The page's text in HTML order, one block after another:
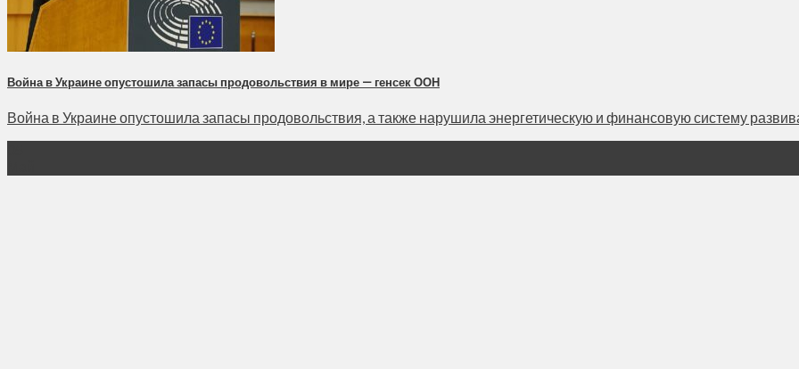
Война в Украине опустошила запасы продовольствия в мире — генсек ООН
Война в Украине опустошила запасы продовольствия, а также нарушила энергетическую и финансовую систему